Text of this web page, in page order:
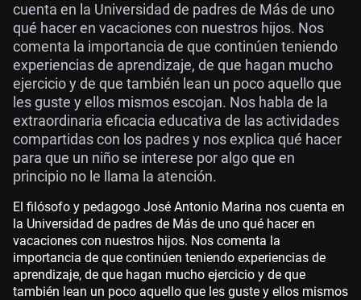
cuenta en la Universidad de padres de Más de uno
qué hacer en vacaciones con nuestros hijos. Nos
comenta la importancia de que continúen teniendo
experiencias de aprendizaje, de que hagan mucho
ejercicio y de que también lean un poco aquello que
les guste y ellos mismos escojan. Nos habla de la
extraordinaria eficacia educativa de las actividades
compartidas con los padres y nos explica qué hacer
para que un niño se interese por algo que en
principio no le llama la atención.
El filósofo y pedagogo José Antonio Marina nos cuenta en
la Universidad de padres de Más de uno qué hacer en
vacaciones con nuestros hijos. Nos comenta la
importancia de que continúen teniendo experiencias de
aprendizaje, de que hagan mucho ejercicio y de que
también lean un poco aquello que les guste y ellos mismos